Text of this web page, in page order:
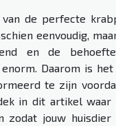
van de perfecte
eenvoudig,
en de
Daarom is
te zijn
in dit artikel
zodat jouw huisdier